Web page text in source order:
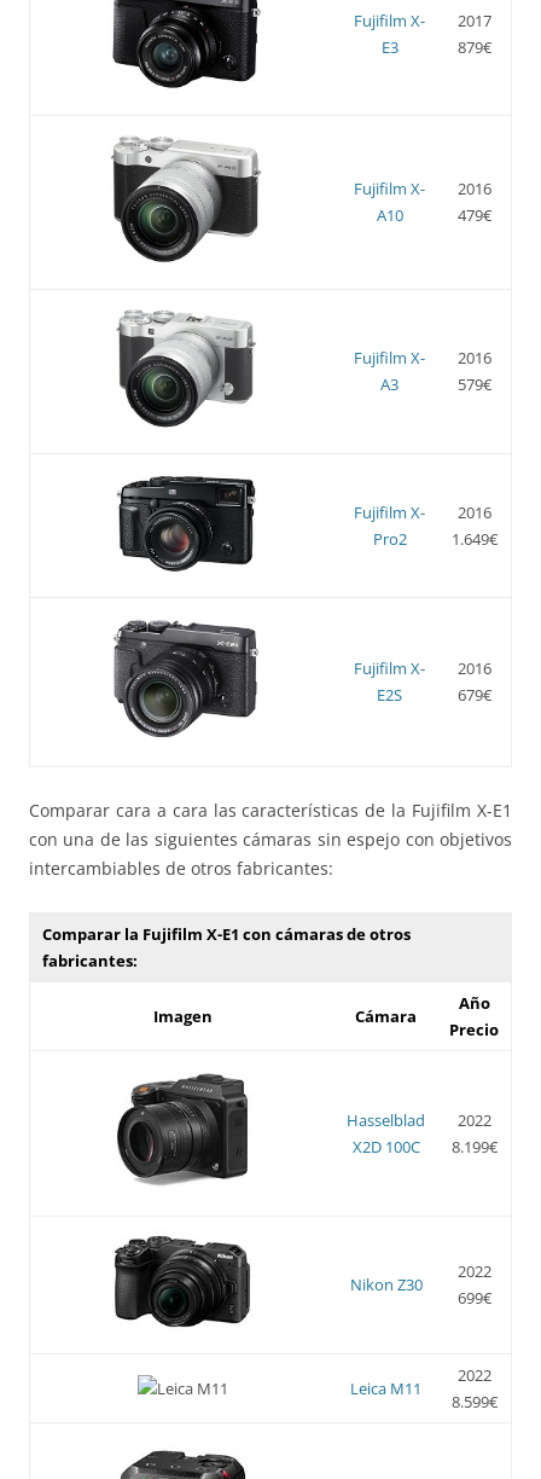
Fujifilm X-
E3
2017
879€
Fujifilm X-
A10
2016
479€
Fujifilm X-
A3
2016
579€
Fujifilm X-
Pro2
2016
1.649€
Fujifilm X-
E2S
2016
679€
Comparar cara a cara las características de la Fujifilm X-E1
con una de las siguientes cámaras sin espejo con objetivos
intercambiables de otros fabricantes:
Comparar la Fujifilm X-E1 con cámaras de otros
fabricantes:
Imagen Cámara
Año
Precio
Hasselblad
X2D 100C
2022
8.199€
Nikon Z30
2022
699€
Leica M11
2022
8.599€